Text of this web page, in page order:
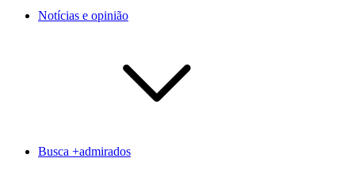
Notícias e opinião
Busca +admirados